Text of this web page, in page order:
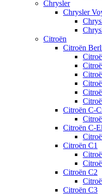
Chrysler
Chrysler
Citroën
Citroën
Citroën C-
Citroën C-
Citroën C1
Citroën C2
Citroën C3